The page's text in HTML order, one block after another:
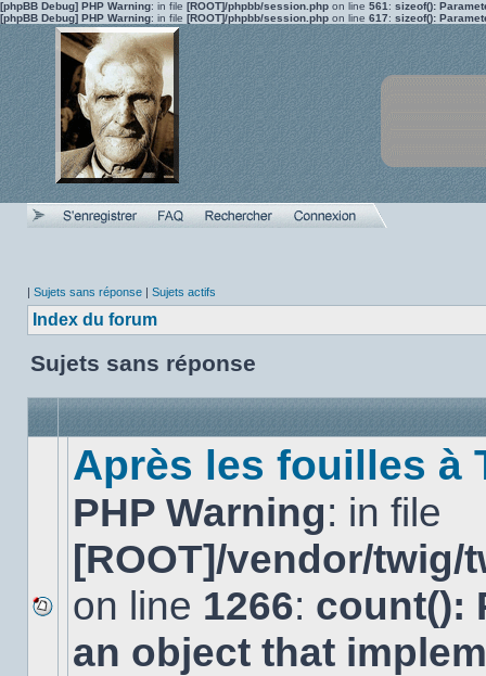
[phpBB Debug] PHP Warning: in file [ROOT]/phpbb/session.php on line 561 : sizeof():
[phpBB Debug] PHP Warning: in file [ROOT]/phpbb/session.php on line 617: sizeof():
| Sujets sans réponse | Sujets actifs
Index du forum
Sujets sans réponse
Aucun
nouveau
message
Après les fouilles à
PHP Warning: in file
[ROOT]/vendor/
on line 1266: count():
an object that